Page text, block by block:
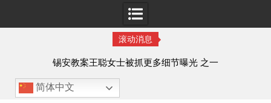
滚动消息
锡安教案王聪女士被抓更多细节曝光 之一
简体中文